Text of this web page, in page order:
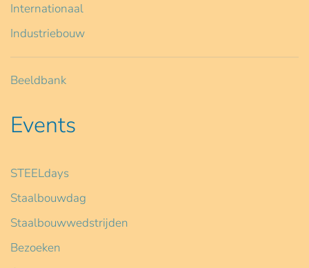
Internationaal
Industriebouw
Beeldbank
Events
STEELdays
Staalbouwdag
Staalbouwwedstrijden
Bezoeken